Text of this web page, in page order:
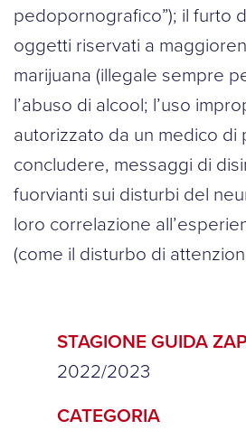
pedopornografico”); il furto
oggetti riservati a
marijuana (illegale sempre
l’abuso di alcool; l’uso
autorizzato da un medico di
concludere, messaggi di
fuorvianti sui disturbi del
loro correlazione
(come il disturbo di
STAGIONE GUIDA
2022/2023
CATEGORIA